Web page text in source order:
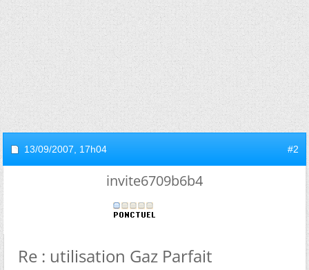
13/09/2007, 17h04 #2
invite6709b6b4
Re : utilisation Gaz Parfait